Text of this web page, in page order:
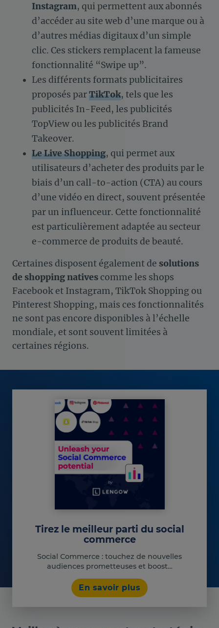
Instagram, qui permettent aux abonnés
d’accéder au site web d’une marque ou à
d’autres médias digitaux d’un simple
clic. Ces stickers remplacent la fameuse
fonctionnalité “Swipe up”.
Les différents formats publicitaires
proposés parTikTok, tels que les
publicités In-Feed, les publicités
TopView ou les publicités Brand
Takeover.
Le Live Shopping, qui permet aux
utilisateurs d’acheter des produits par le
biais d’un call-to-action (CTA) au cours
d’une vidéo en direct, souvent présentée
par un influenceur. Cette fonctionnalité
est particulièrement adaptée au secteur
e-commerce de produits de beauté.
Certaines disposent également de solutions
de shopping nativescomme les shops
Facebook et Instagram, TikTok Shopping ou
Pinterest Shopping, mais ces fonctionnalités
ne sont pas encore disponibles à l’échelle
mondiale, et sont souvent limitées à
certaines régions.
Tirez le meilleur parti du social
commerce
Social Commerce : touchez de nouvelles
audiences prometteuses et boost…
En savoir plus